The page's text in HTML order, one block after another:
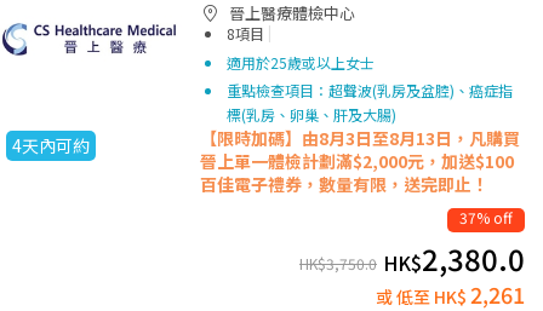
4天內可約
晉上醫療體檢中心
8項目 |
適用於25歲或以上女士
重點檢查項目：超聲波(乳房及盆腔)、癌症指
標(乳房、卵巢、肝及大腸)
【限時加碼】由8月3日至8月13日，凡購買
晉上單一體檢計劃滿$2,000元，加送$100
百佳電子禮券，數量有限，送完即止！
37% off
HK$3,750.0 HK$2,380.0
或 低至 HK$ 2,261